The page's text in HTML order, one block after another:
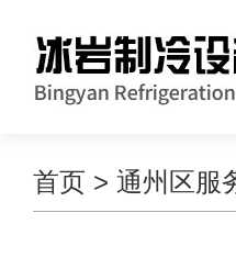
首页 > 通州区服